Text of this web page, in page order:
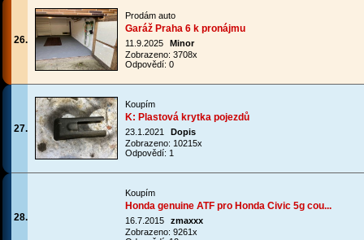
26.
Prodám auto
Garáž Praha 6 k pronájmu
11.9.2025
Minor
Zobrazeno: 3708x
Odpovědí: 0
27.
Koupím
K: Plastová krytka pojezdů
23.1.2021
Dopis
Zobrazeno: 10215x
Odpovědí: 1
28.
Koupím
Honda genuine ATF pro Honda Civic 5g cou...
16.7.2015
zmaxxx
Zobrazeno: 9261x